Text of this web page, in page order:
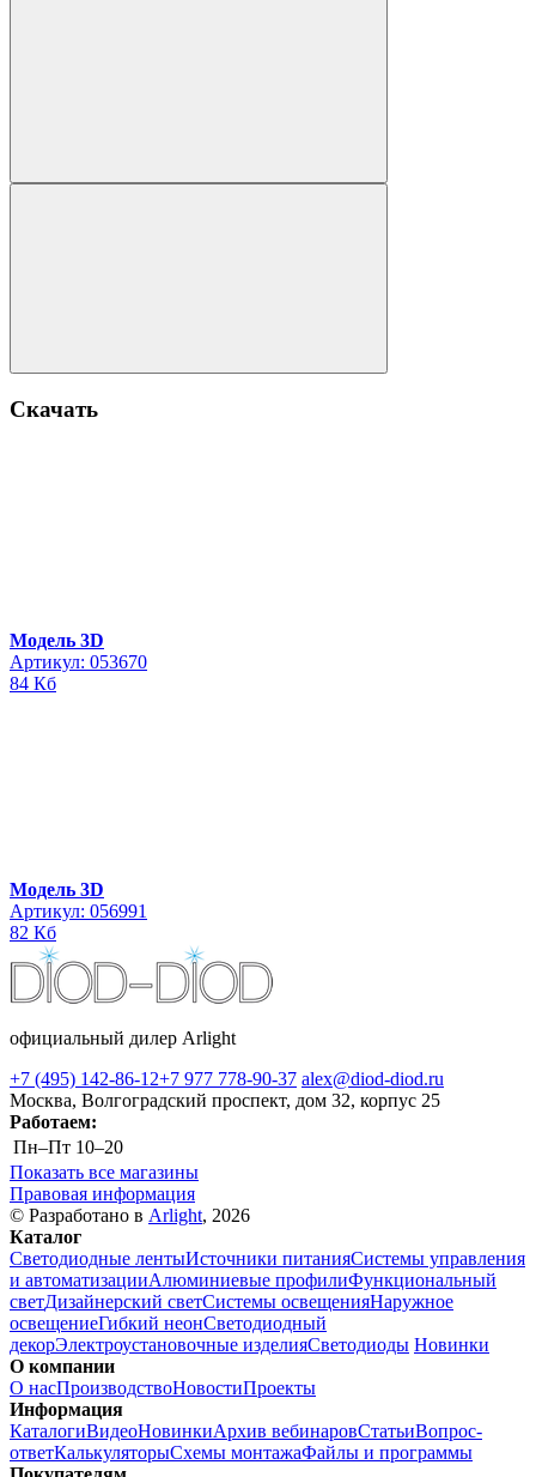
Скачать
Модель 3D
Артикул: 053670
84 Кб
Модель 3D
Артикул: 056991
82 Кб
официальный дилер Arlight
+7 (495) 142-86-12+7 977 778-90-37 alex@diod-diod.ru
Москва, Волгоградский проспект, дом 32, корпус 25
Работаем:
Пн–Пт 10–20
Показать все магазины
Правовая информация
© Разработано в Arlight, 2026
Каталог
Светодиодные лентыИсточники питанияСистемы управления
и автоматизацииАлюминиевые профилиФункциональный
светДизайнерский светСистемы освещенияНаружное
освещениеГибкий неонСветодиодный
декорЭлектроустановочные изделияСветодиоды Новинки
О компании
О насПроизводствоНовостиПроекты
Информация
КаталогиВидеоНовинкиАрхив вебинаровСтатьиВопрос-
ответКалькуляторыСхемы монтажаФайлы и программы